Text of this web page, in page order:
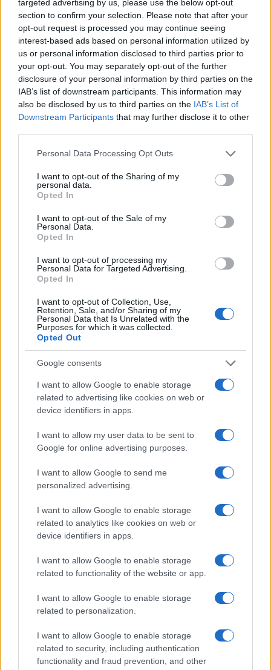
targeted advertising by us, please use the below opt-out
section to confirm your selection. Please note that after your
opt-out request is processed you may continue seeing
interest-based ads based on personal information utilized by
us or personal information disclosed to third parties prior to
your opt-out. You may separately opt-out of the further
disclosure of your personal information by third parties on the
IAB’s list of downstream participants. This information may
also be disclosed by us to third parties on the IAB’s List of
Downstream Participants that may further disclose it to other
Please note that this website/app uses one or more Google
not limited to your visit or usage behaviour. You may click to
grant or deny consent to Google and its third-party tags to
use your data for below specified purposes in below Google
consent section.
Personal Data Processing Opt Outs
I want to opt-out of the Sharing of my
personal data.
Opted In
I want to opt-out of the Sale of my
Personal Data.
Opted In
I want to opt-out of processing my
Personal Data for Targeted Advertising.
Opted In
I want to opt-out of Collection, Use,
Retention, Sale, and/or Sharing of my
Personal Data that Is Unrelated with the
Purposes for which it was collected.
Opted Out
Google consents
I want to allow Google to enable storage
related to advertising like cookies on web or
device identifiers in apps.
I want to allow my user data to be sent to
Google for online advertising purposes.
I want to allow Google to send me
personalized advertising.
I want to allow Google to enable storage
related to analytics like cookies on web or
device identifiers in apps.
I want to allow Google to enable storage
related to functionality of the website or app.
I want to allow Google to enable storage
related to personalization.
I want to allow Google to enable storage
related to security, including authentication
functionality and fraud prevention, and other
Mi a Szombat? Zsidó lap, vagy
katolikus fundamentalista
sajtótermék?
(Persze még az sem lehetne, hiszen Ferenc
pápát még a keresztény lapok is kritizálják).
6. A válasznak nincs helye
Jómagam szerettem volna válaszolni Novák
megtagadta tőlem. Végül a Neokohn hozta le,
van, el lehet olvasni, tisztességes
hangvételű. Legalábbis annál az olvasói
levélnél biztosan tisztességesebb, mint amit
lehoztuk, hiszen egy demokratikus lapban
helye van a vitának.
7. Elnézést, ez az ítélet!
Idén februárban is igen erős állásfoglalást
a Szombat. Azt írták a Mazsihiszt
megrázó botrányok kapcsán, hogy
igaznak bizonyulnak is a vádak, akkor sem
hozható olyan, erkölcsileg egyébként
indokolható verdikt, hogy rabbiként ne
funkcionáljanak a későbbiekben. A
posztholokauszt és posztkommunista
viszonyok miatt, a vallásos közösség drámai
utánpótlás-hiánya közepette a közösség
rászorul szolgálatukra.”
Hogy tessék? Mivel kevés zsidó maradt a
holokauszt után, ezért el kell fogadnunk a
zaklatási vádba keveredett rabbikat is?
Tartsanak gyermekeinknek, lányainknak bát
micva felkészítést? Ráadásul az ítélet egy